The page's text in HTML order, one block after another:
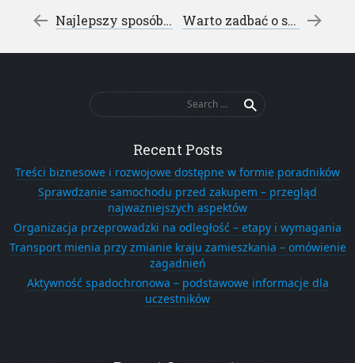
Post navigation
←
Najlepszy sposób na szybkie rozpoczęcie działalności – sprzedam spółkę. Warto zadbać o siebie – zmiana nawyków
Search
for:
Recent Posts
Treści biznesowe i rozwojowe dostępne w formie poradników
Sprawdzanie samochodu przed zakupem – przegląd
najważniejszych aspektów
Organizacja przeprowadzki na odległość – etapy i wymagania
Transport mienia przy zmianie kraju zamieszkania – omówienie
zagadnień
Aktywność spadochronowa – podstawowe informacje dla
uczestników